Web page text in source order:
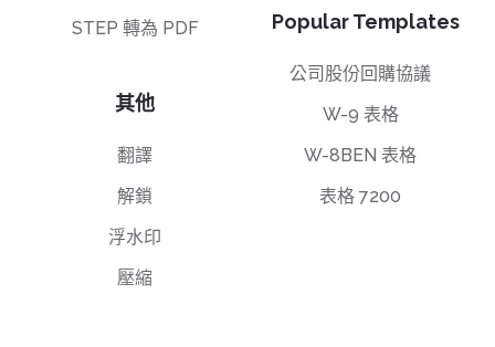
STEP 轉為 PDF
其他
翻譯
解鎖
浮水印
壓縮
Popular Templates
公司股份回購協議
W-9 表格
W-8BEN 表格
表格 7200